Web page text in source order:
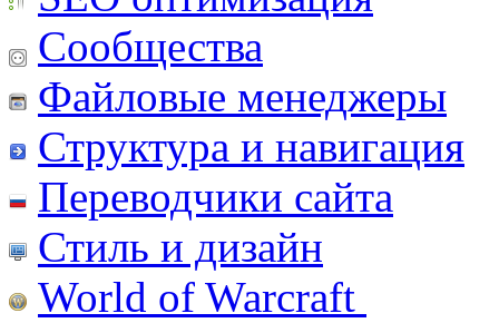
Сообщества
Файловые менеджеры
Структура и навигация
Переводчики сайта
Стиль и дизайн
World of Warcraft